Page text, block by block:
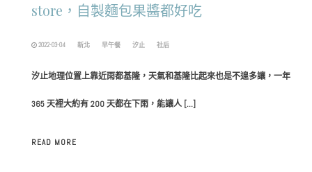
store，自製麵包果醬都好吃
2022-03-04 新北 早午餐 汐止 社后
汐止地理位置上靠近雨都基隆，天氣和基隆比起來也是不遑多讓，一年
365 天裡大約有 200 天都在下雨，能讓人 […]
READ MORE